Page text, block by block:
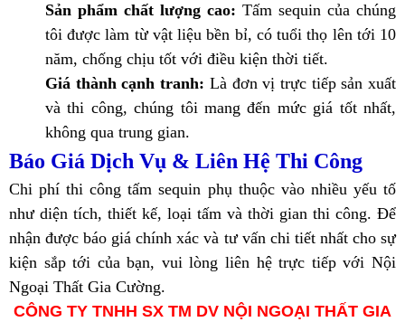
Sản phẩm chất lượng cao: Tấm sequin của chúng
tôi được làm từ vật liệu bền bỉ, có tuổi thọ lên tới 10
năm, chống chịu tốt với điều kiện thời tiết.
Giá thành cạnh tranh: Là đơn vị trực tiếp sản xuất
và thi công, chúng tôi mang đến mức giá tốt nhất,
không qua trung gian.
Báo Giá Dịch Vụ & Liên Hệ Thi Công
Chi phí thi công tấm sequin phụ thuộc vào nhiều yếu tố
như diện tích, thiết kế, loại tấm và thời gian thi công. Để
nhận được báo giá chính xác và tư vấn chi tiết nhất cho sự
kiện sắp tới của bạn, vui lòng liên hệ trực tiếp với Nội
Ngoại Thất Gia Cường.
CÔNG TY TNHH SX TM DV NỘI NGOẠI THẤT GIA